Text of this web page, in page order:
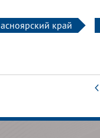
край